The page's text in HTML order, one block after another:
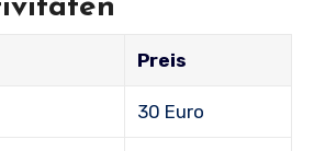
Preis
30 Euro